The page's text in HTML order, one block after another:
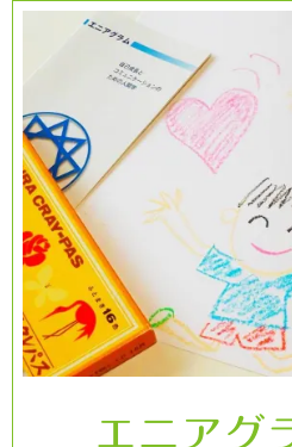
コ
ツ
へ
ス
ッ
プ
エニアグ